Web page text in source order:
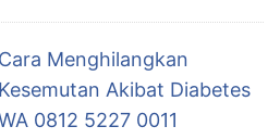
Cara Menghilangkan
Kesemutan Akibat Diabetes
0812 5227 0011